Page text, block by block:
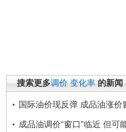
搜索更多调价 变化率 的新闻
国际油价现反弹 成品油涨价
成品油调价“窗口”临近 但可